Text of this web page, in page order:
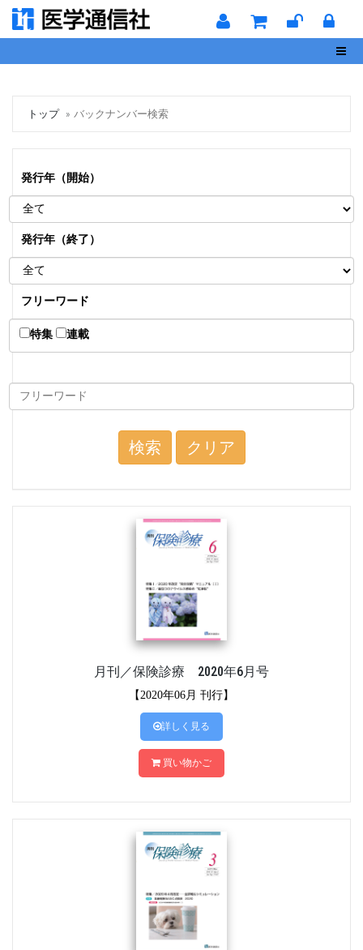
トップ バックナンバー検索
発行年（開始）
発行年（終了）
フリーワード
特集 連載
検索 クリア
月刊／保険診療 2020年6月号
【2020年06月 刊行】
詳しく見る
買い物かご